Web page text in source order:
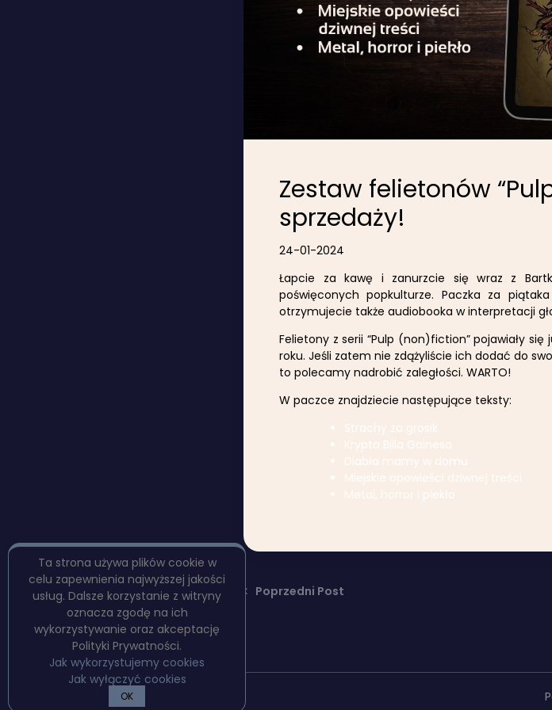
Zestaw felietonów
sprzedaży!
24-01-2024
Łapcie za kawę i zanurzcie się wraz z
poświęconych popkulturze. Paczka za
otrzymujecie także audiobooka w interpretacji
Felietony z serii “Pulp (non)fiction” pojawiały się
roku. Jeśli zatem nie zdążyliście ich dodać do
to polecamy nadrobić zaległości. WARTO!
W paczce znajdziecie następujące teksty:
Strachy za grosik
Krypta Billa Gainesa
Diabła mamy w domu
Miejskie opowieści dziwnej treści
Metal, horror i piekło
Poprzedni Post
Copyright © PulpBooks
Ta strona używa plików cookie w
celu zapewnienia najwyższej jakości
usług. Dalsze korzystanie z witryny
oznacza zgodę na ich
wykorzystywanie oraz akceptację
Polityki Prywatności.
Jak wykorzystujemy cookies
Jak wyłączyć cookies
OK